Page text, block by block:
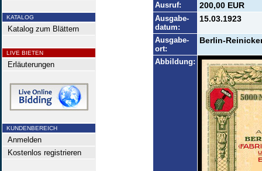
KATALOG
Katalog zum Blättern
LIVE BIETEN
Erläuterungen
KUNDENBEREICH
Anmelden
Kostenlos registrieren
Ausruf: 200,00 EUR
Ausgabe-
datum:
15.03.1923
Ausgabe-
ort:
Berlin-
Abbildung: